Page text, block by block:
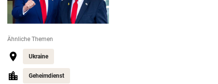
Ähnliche Themen
Ukraine
Geheimdienst